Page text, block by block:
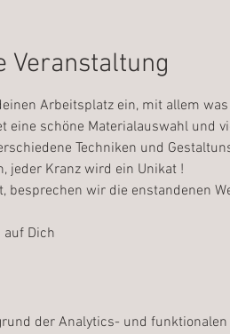
Veranstaltung
Arbeitsplatz ein, mit allem
eine schöne Materialauswahl und
Techniken und
jeder Kranz wird ein Unikat !
besprechen wir die enstandenen
Dich
der Analytics- und